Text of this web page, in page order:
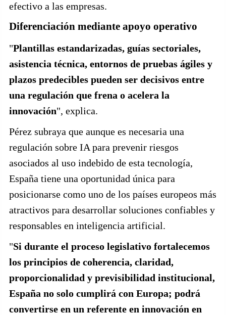
efectivo a las empresas.
Diferenciación mediante apoyo operativo
"Plantillas estandarizadas, guías sectoriales,
asistencia técnica, entornos de pruebas ágiles y
plazos predecibles pueden ser decisivos entre
una regulación que frena o acelera la
innovación", explica.
Pérez subraya que aunque es necesaria una
regulación sobre IA para prevenir riesgos
asociados al uso indebido de esta tecnología,
España tiene una oportunidad única para
posicionarse como uno de los países europeos más
atractivos para desarrollar soluciones confiables y
responsables en inteligencia artificial.
"Si durante el proceso legislativo fortalecemos
los principios de coherencia, claridad,
proporcionalidad y previsibilidad institucional,
España no solo cumplirá con Europa; podrá
convertirse en un referente en innovación en